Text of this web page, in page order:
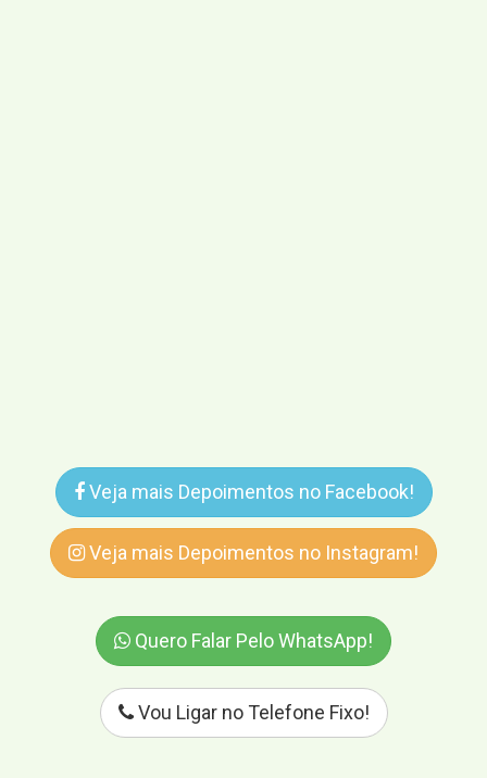
Veja mais Depoimentos no Facebook!
Veja mais Depoimentos no Instagram!
Quero Falar Pelo WhatsApp!
Vou Ligar no Telefone Fixo!